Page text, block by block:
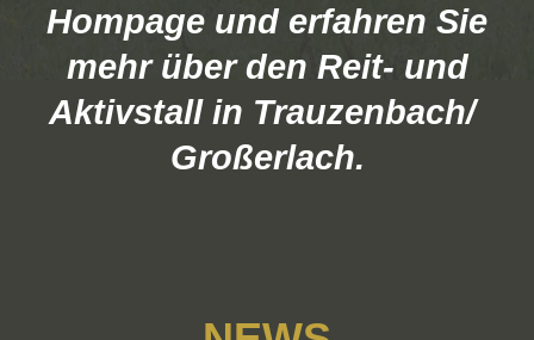
Hompage und erfahren Sie
mehr über den Reit- und
Aktivstall in Trauzenbach/
Großerlach.